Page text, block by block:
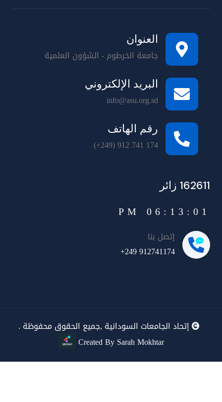
العنوان
جامعة الخرطوم - الشؤون العلمية
البريد الإلكتروني
info@asu.org.sd
رقم الهاتف
(+249) 912 741 174
162611 زائر
06:13:01 PM
إتصل بنا
+249 912741174
إتحاد الجامعات السودانية ,جميع الحقوق محفوظة .
Created By Sarah Mokhtar